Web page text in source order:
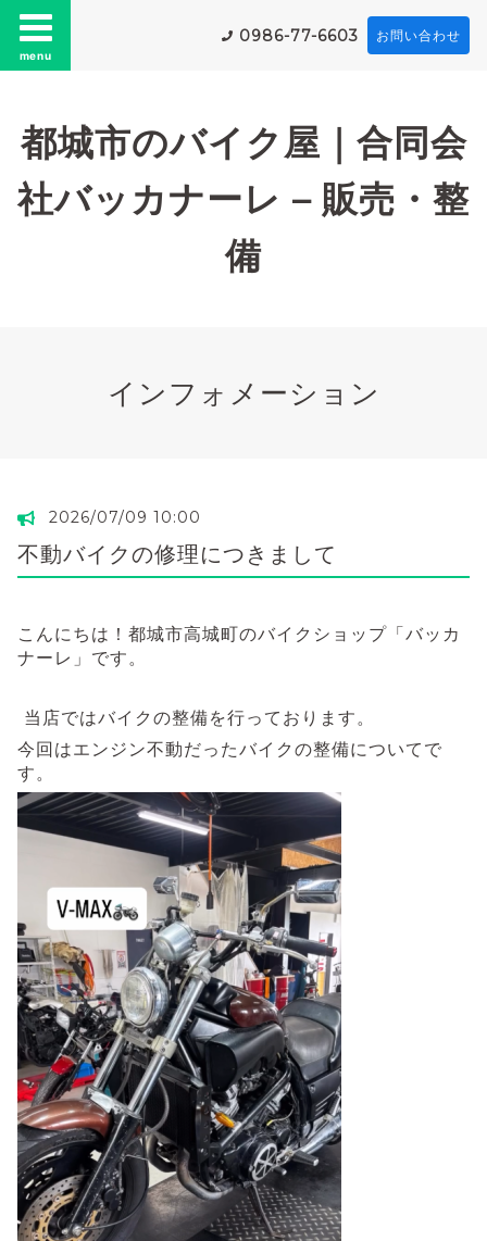
menu
0986-77-6603 お問い合わせ
都城市のバイク屋｜合同会
社バッカナーレ – 販売・整
備
インフォメーション
2026/07/09 10:00
不動バイクの修理につきまして
こんにちは！都城市高城町のバイクショップ「バッカ
ナーレ」です。
当店ではバイクの整備を行っております。
今回はエンジン不動だったバイクの整備についてで
す。